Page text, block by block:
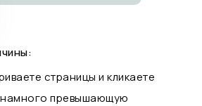
страницы и кликаете
превышающую